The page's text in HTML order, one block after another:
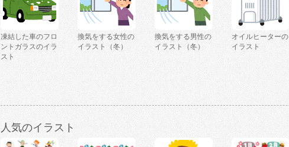
凍結した車のフロ
ントガラスのイラ
スト
換気をする女性の
イラスト（冬）
換気をする男性の
イラスト（冬）
オイルヒーターの
イラスト
人気のイラスト